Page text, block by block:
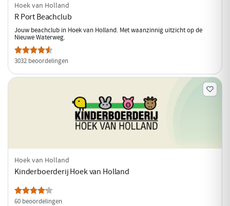
Hoek van Holland
R Port Beachclub
Jouw beachclub in Hoek van Holland. Met waanzinnig uitzicht op de
Nieuwe Waterweg.
3032 beoordelingen
Hoek van Holland
Kinderboerderij Hoek van Holland
60 beoordelingen